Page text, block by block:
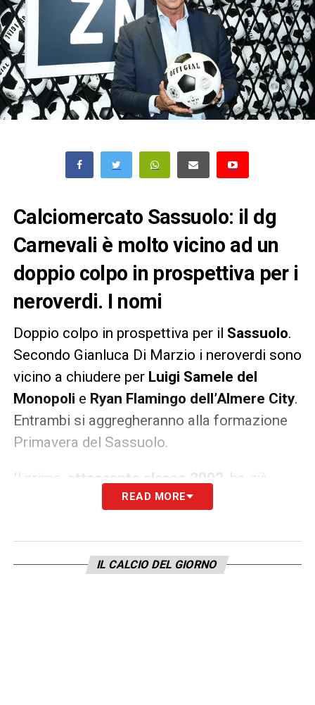
Calciomercato Sassuolo: il dg
Carnevali è molto vicino ad un
doppio colpo in prospettiva per i
neroverdi. I nomi
Doppio colpo in prospettiva per il Sassuolo.
Secondo Gianluca Di Marzio i neroverdi sono
vicino a chiudere per Luigi Samele del
Monopoli e Ryan Flamingo dell’Almere City.
Entrambi si aggregheranno alla formazione
Primavera del Sassuolo.
Il primo, attaccante classe 2002 , ha già
esordito tra i professionisti con i
Foggia. Ryan Flamingo, invece,difensore
centrale olandese classe 2002, ha
READ MORE
IL CALCIO DEL GIORNO